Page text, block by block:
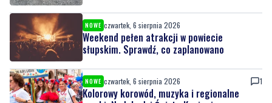
NOWE czwartek, 6 sierpnia 2026
Weekend pełen atrakcji w powiecie
słupskim. Sprawdź, co zaplanowano
NOWE czwartek, 6 sierpnia 2026 1
Kolorowy korowód, muzyka i regionalne